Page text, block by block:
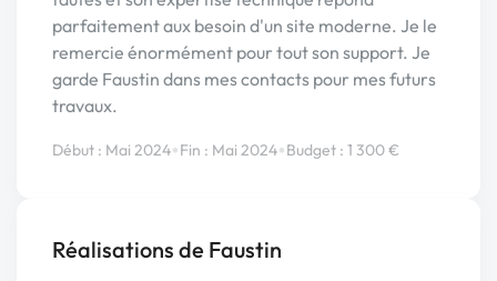
parfaitement aux besoin d'un site moderne. Je le
remercie énormément pour tout son support. Je
garde Faustin dans mes contacts pour mes futurs
travaux.
Début : Mai 2024•Fin : Mai 2024•Budget : 1 300 €
Réalisations de Faustin